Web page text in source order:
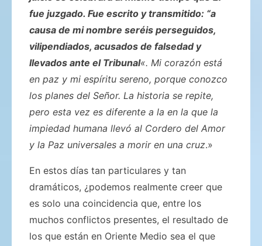
fue juzgado. Fue escrito y transmitido: “a
causa de mi nombre seréis perseguidos,
vilipendiados, acusados de falsedad y
llevados ante el Tribunal«. Mi corazón está
en paz y mi espíritu sereno, porque conozco
los planes del Señor. La historia se repite,
pero esta vez es diferente a la en la que la
impiedad humana llevó al Cordero del Amor
y la Paz universales a morir en una cruz.»
En estos días tan particulares y tan
dramáticos, ¿podemos realmente creer que
es solo una coincidencia que, entre los
muchos conflictos presentes, el resultado de
los que están en Oriente Medio sea el que